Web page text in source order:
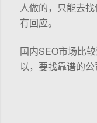
人做的，只能去
有回应。
国内SEO市场比
以，要找靠谱的公